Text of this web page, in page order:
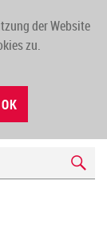
der Website
zu.
OK